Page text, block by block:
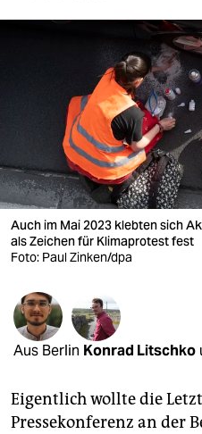
sport
wahrheit
verlag
verlag
veranstaltungen
fragen & hilfe
unterstützen
genossenschaft
Auch im Mai 2023 klebten sich
als Zeichen für Klimaprotest fest
Foto: Paul Zinken/dpa
Aus Berlin Konrad Litschko
Eigentlich wollte die
Pressekonferenz an der